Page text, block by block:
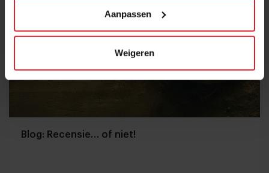
Aanpassen
Weigeren
Blog: Recensie… of niet!